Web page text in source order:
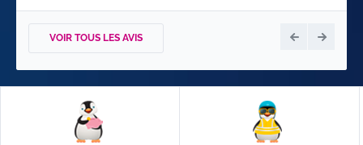
VOIR TOUS LES AVIS